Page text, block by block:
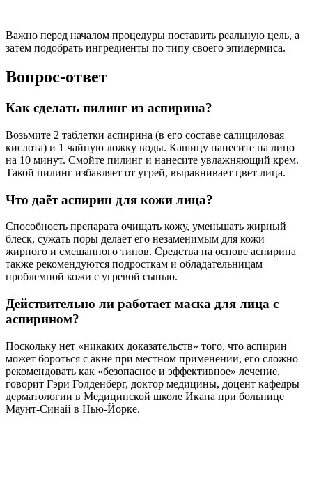
Важно перед началом процедуры поставить реальную цель, а
затем подобрать ингредиенты по типу своего эпидермиса.
Вопрос-ответ
Как сделать пилинг из аспирина?
Возьмите 2 таблетки аспирина (в его составе салициловая
кислота) и 1 чайную ложку воды. Кашицу нанесите на лицо
на 10 минут. Смойте пилинг и нанесите увлажняющий крем.
Такой пилинг избавляет от угрей, выравнивает цвет лица.
Что даёт аспирин для кожи лица?
Способность препарата очищать кожу, уменьшать жирный
блеск, сужать поры делает его незаменимым для кожи
жирного и смешанного типов. Средства на основе аспирина
также рекомендуются подросткам и обладательницам
проблемной кожи с угревой сыпью.
Действительно ли работает маска для лица с
аспирином?
Поскольку нет «никаких доказательств» того, что аспирин
может бороться с акне при местном применении, его сложно
рекомендовать как «безопасное и эффективное» лечение,
говорит Гэри Голденберг, доктор медицины, доцент кафедры
дерматологии в Медицинской школе Икана при больнице
Маунт-Синай в Нью-Йорке.